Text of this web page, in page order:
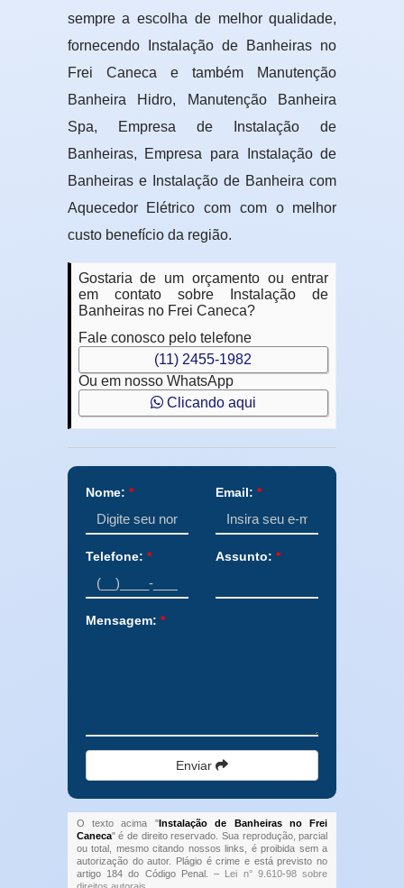
sempre a escolha de melhor qualidade,
fornecendo Instalação de Banheiras no
Frei Caneca e também Manutenção
Banheira Hidro, Manutenção Banheira
Spa, Empresa de Instalação de
Banheiras, Empresa para Instalação de
Banheiras e Instalação de Banheira com
Aquecedor Elétrico com com o melhor
custo benefício da região.
Gostaria de um orçamento ou entrar
em contato sobre Instalação de
Banheiras no Frei Caneca?
Fale conosco pelo telefone
(11) 2455-1982
Ou em nosso WhatsApp
Clicando aqui
Nome: * Email: *
Telefone: * Assunto: *
Mensagem: *
Enviar
O texto acima "Instalação de Banheiras no Frei
Caneca" é de direito reservado. Sua reprodução, parcial
ou total, mesmo citando nossos links, é proibida sem a
autorização do autor. Plágio é crime e está previsto no
artigo 184 do Código Penal. – Lei n° 9.610-98 sobre